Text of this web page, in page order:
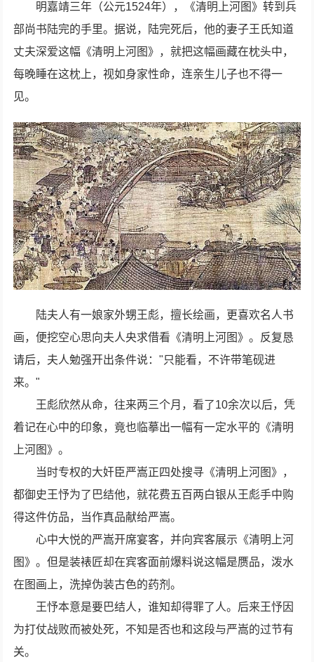
明嘉靖三年（公元1524年），《清明上河图》转到兵
部尚书陆完的手里。据说，陆完死后，他的妻子王氏知道
丈夫深爱这幅《清明上河图》，就把这幅画藏在枕头中，
每晚睡在这枕上，视如身家性命，连亲生儿子也不得一
见。
陆夫人有一娘家外甥王彪，擅长绘画，更喜欢名人书
画，便挖空心思向夫人央求借看《清明上河图》。反复恳
请后，夫人勉强开出条件说："只能看，不许带笔砚进
来。"
王彪欣然从命，往来两三个月，看了10余次以后，凭
着记在心中的印象，竟也临摹出一幅有一定水平的《清明
上河图》。
当时专权的大奸臣严嵩正四处搜寻《清明上河图》，
都御史王忬为了巴结他，就花费五百两白银从王彪手中购
得这件仿品，当作真品献给严嵩。
心中大悦的严嵩开席宴客，并向宾客展示《清明上河
图》。但是装裱匠却在宾客面前爆料说这幅是赝品，泼水
在图画上，洗掉伪装古色的药剂。
王忬本意是要巴结人，谁知却得罪了人。后来王忬因
为打仗战败而被处死，不知是否也和这段与严嵩的过节有
关。